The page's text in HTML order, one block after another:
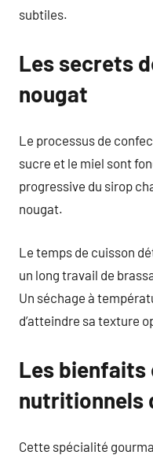
subtiles.
Les secrets
nougat
Le processus de
sucre et le miel sont
progressive du sirop
nougat.
Le temps de cuisson
un long travail de
Un séchage à
d’atteindre sa texture
Les
nutritionnels
Cette spécialité